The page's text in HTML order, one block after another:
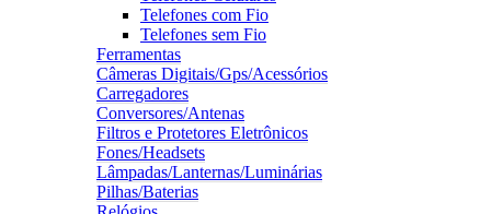
Telefones com Fio
Telefones sem Fio
Ferramentas
Câmeras Digitais/Gps/Acessórios
Carregadores
Conversores/Antenas
Filtros e Protetores Eletrônicos
Fones/Headsets
Lâmpadas/Lanternas/Luminárias
Pilhas/Baterias